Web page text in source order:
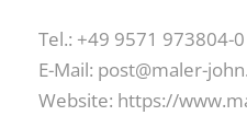
Tel.: +49 9571 973804-0
E-Mail: post@maler-
Website: https://